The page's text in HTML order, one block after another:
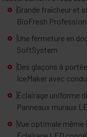
Grande fraîcheur et
BioFresh
Une fermeture en
SoftSystem
Des glaçons à
IceMaker avec
Éclairage uniforme
Panneaux muraux
Vue optimale même